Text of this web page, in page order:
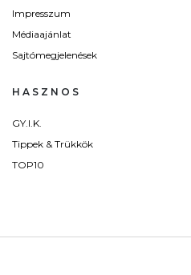
Impresszum
Médiaajánlat
Sajtómegjelenések
HASZNOS
GY.I.K.
Tippek & Trükkök
TOP10